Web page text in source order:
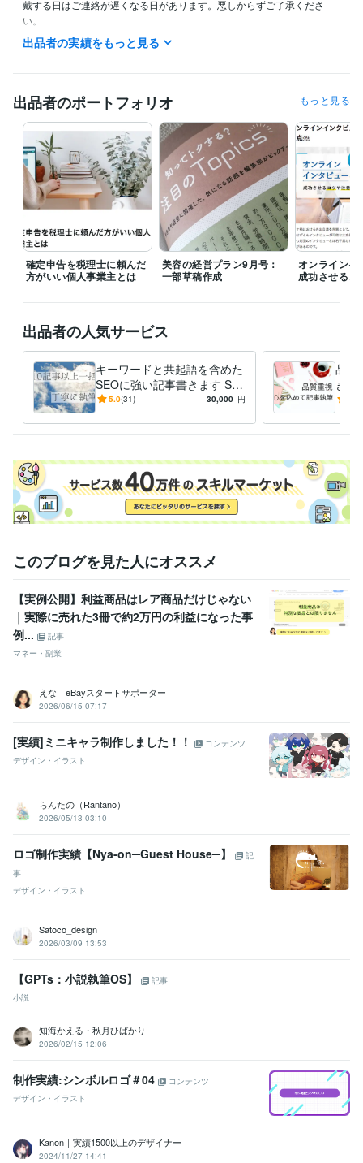
戴する日はご連絡が遅くなる日があります。悪しからずご了承くださ
い。
経験職種
ライフスタイル・その他 / 講師・インストラクター 経験年数 : 15年
受賞歴
あなたもお客様もハッピーになれる！セミナー講師のはじめかた 独
学だけで理転して公立大学に現役合格したたった３つの方法
資格・検定
日商簿記検定3級 取得年 : 2005年
2級FP技能士 取得年 : 2022年
知的財産管理技能検定 取得年 : 2023年
ビジネス・クリエイティブツール
Excel:15年 Google ドキュメント:5年Word:15年
ライティング・翻訳 ブログ記事作成
ブログ
まとめ記事 代筆 ライター
出品者の実績をもっと見る
出品者のポートフォリオ もっと見る
確定申告を税理士に頼んだ
方がいい個人事業主とは
美容の経営プラン9月号：
一部草稿作成
オンラインイ
成功させるコ
出品者の人気サービス
キーワードと共起語を含めた
SEOに強い記事書きます SE
O1位多数 10記事以上一括
す
5.0(31) 30,000 円
品質
き
金・
このブログを見た人にオススメ
【実例公開】利益商品はレア商品だけじゃない
｜実際に売れた3冊で約2万円の利益になった事
例...
記事
マネー・副業
えな eBayスタートサポーター
2026/06/15 07:17
[実績]ミニキャラ制作しました！！
コンテンツ
デザイン・イラスト
らんたの（Rantano）
2026/05/13 03:10
ロゴ制作実績【Nya-on─Guest House─】
記
事
デザイン・イラスト
Satoco_design
2026/03/09 13:53
【GPTs：小説執筆OS】
記事
小説
知海かえる・秋月ひばかり
2026/02/15 12:06
制作実績:シンボルロゴ＃04
コンテンツ
デザイン・イラスト
Kanon｜実績1500以上のデザイナー
2024/11/27 14:41